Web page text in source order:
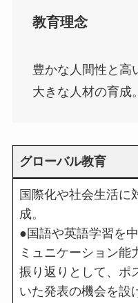
教育理念
豊かな人間性と高
大きな人材の育成。
グローバル教育
国際化や社会生活に
成。
●国語や英語学習を
ミュニケーション能
振り返りとして、ポ
いた発表の機会を設